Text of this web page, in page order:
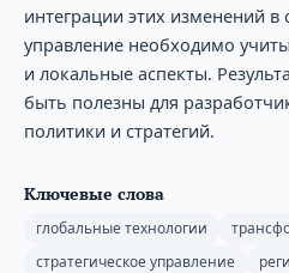
интеграции этих изменений в
управление необходимо
и локальные аспекты.
быть полезны для
политики и стратегий.
Ключевые слова
глобальные технологии
стратегическое управление